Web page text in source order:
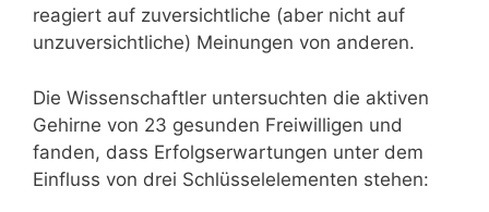
reagiert auf zuversichtliche (aber nicht auf
unzuversichtliche) Meinungen von anderen.
Die Wissenschaftler untersuchten die aktiven
Gehirne von 23 gesunden Freiwilligen und
fanden, dass Erfolgserwartungen unter dem
Einfluss von drei Schlüsselelementen stehen: